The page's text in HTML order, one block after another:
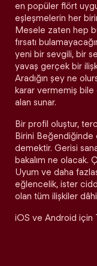
en popüler flört
eşleşmelerin her
Mesele zaten hep
fırsatı
yeni bir sevgili, bir
yavaş gerçek bir
Aradığın şey ne
karar vermemiş bile
alan sunar.
Bir profil oluştur,
Birini Beğendiğinde
demektir. Gerisi
bakalım ne olacak.
Uyum ve daha
eğlencelik, ister
olan tüm ilişkiler
iOS ve Android için